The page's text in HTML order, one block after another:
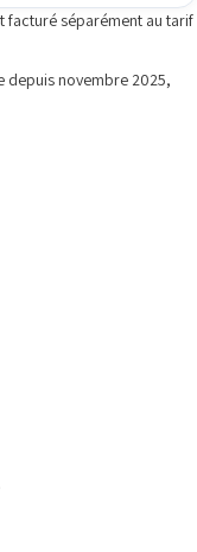
facturé séparément au tarif
depuis novembre 2025,